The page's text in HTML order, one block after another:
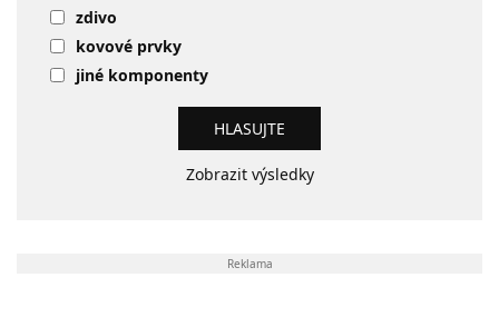
zdivo
kovové prvky
jiné komponenty
Zobrazit výsledky
Reklama